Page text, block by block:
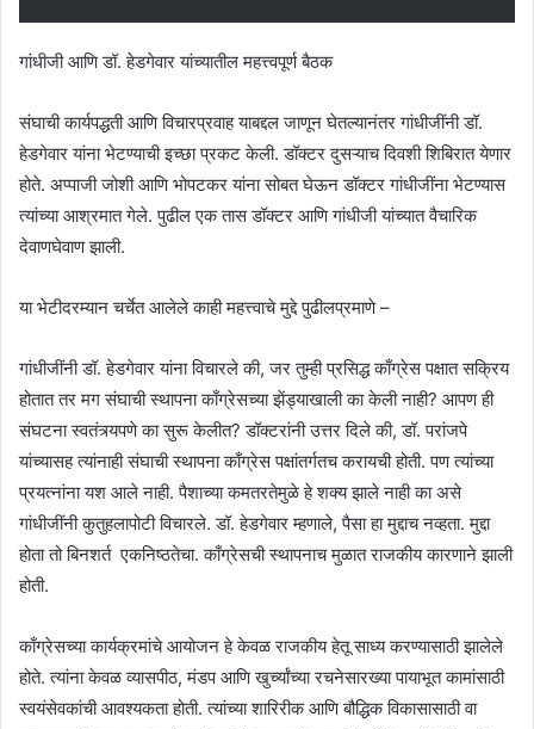
गांधीजी आणि डॉ. हेडगेवार यांच्यातील महत्त्वपूर्ण बैठक
संघाची कार्यपद्धती आणि विचारप्रवाह याबद्दल जाणून घेतल्यानंतर गांधीजींनी डॉ.
हेडगेवार यांना भेटण्याची इच्छा प्रकट केली. डॉक्टर दुसऱ्याच दिवशी शिबिरात येणार
होते. अप्पाजी जोशी आणि भोपटकर यांना सोबत घेऊन डॉक्टर गांधीजींना भेटण्यास
त्यांच्या आश्रमात गेले. पुढील एक तास डॉक्टर आणि गांधीजी यांच्यात वैचारिक
देवाणघेवाण झाली.
या भेटीदरम्यान चर्चेत आलेले काही महत्त्वाचे मुद्दे पुढीलप्रमाणे –
गांधीजींनी डॉ. हेडगेवार यांना विचारले की, जर तुम्ही प्रसिद्ध काँग्रेस पक्षात सक्रिय
होतात तर मग संघाची स्थापना काँग्रेसच्या झेंड्याखाली का केली नाही? आपण ही
संघटना स्वतंत्र्यपणे का सुरू केलीत? डॉक्टरांनी उत्तर दिले की, डॉ. परांजपे
यांच्यासह त्यांनाही संघाची स्थापना काँग्रेस पक्षांतर्गतच करायची होती. पण त्यांच्या
प्रयत्नांना यश आले नाही. पैशाच्या कमतरतेमुळे हे शक्य झाले नाही का असे
गांधीजींनी कुतुहलापोटी विचारले. डॉ. हेडगेवार म्हणाले, पैसा हा मुद्दाच नव्हता. मुद्दा
होता तो बिनशर्त एकनिष्ठतेचा. काँग्रेसची स्थापनाच मुळात राजकीय कारणाने झाली
होती.
काँग्रेसच्या कार्यक्रमांचे आयोजन हे केवळ राजकीय हेतू साध्य करण्यासाठी झालेले
होते. त्यांना केवळ व्यासपीठ, मंडप आणि खुर्च्यांच्या रचनेसारख्या पायाभूत कामांसाठी
स्वयंसेवकांची आवश्यकता होती. त्यांच्या शारिरीक आणि बौद्धिक विकासासाठी वा